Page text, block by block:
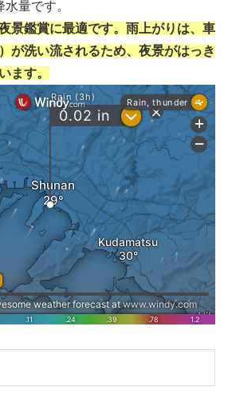
量です。
景鑑賞に最適です。雨上がりは、車
が洗い流されるため、夜景がはっき
ます。